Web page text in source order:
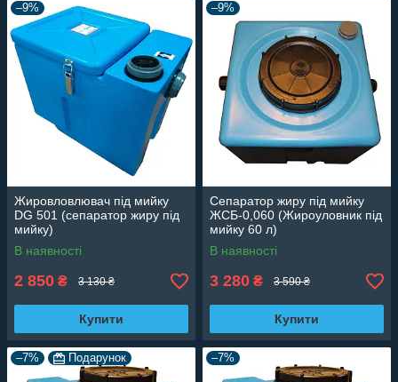
–9%
Жировловлювач під мийку
DG 501 (сепаратор жиру під
мийку)
В наявності
2 850 ₴ 3 130 ₴
Купити
–9%
Сепаратор жиру під мийку
ЖСБ-0,060 (Жироуловник під
мийку 60 л)
В наявності
3 280 ₴ 3 590 ₴
Купити
–7% Подарунок –7%